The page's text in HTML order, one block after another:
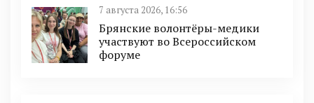
7 августа 2026, 16:56
Брянские волонтёры-медики
участвуют во Всероссийском
форуме